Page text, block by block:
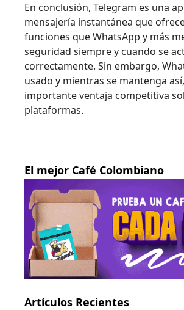
En conclusión, Telegram es una
mensajería instantánea que
funciones que WhatsApp y más
seguridad siempre y cuando se
correctamente. Sin embargo,
usado y mientras se mantenga
importante ventaja competitiva
plataformas.
El mejor Café Colombiano
Artículos Recientes